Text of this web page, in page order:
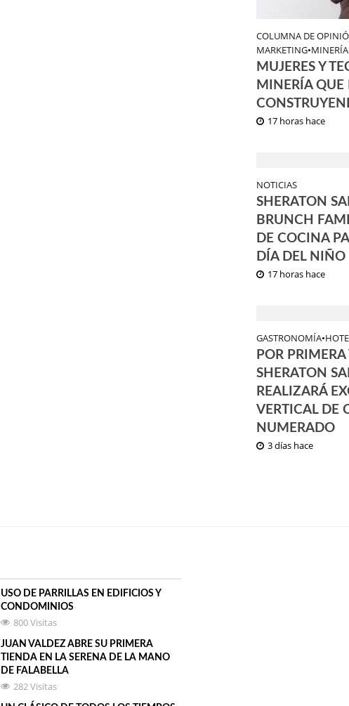
COLUMNA DE
MARKETING•MINERÍA
MUJERES Y
MINERÍA QUE
17 horas hace
NOTICIAS
SHERATON
BRUNCH
DE COCINA
DÍA DEL NIÑO
17 horas hace
GASTRONOMÍA•
POR
SHERATON
REALIZARÁ
VERTICAL DE
NUMERADO
3 días hace
USO DE PARRILLAS EN EDIFICIOS Y
CONDOMINIOS
800 Visitas
JUAN VALDEZ ABRE SU PRIMERA
TIENDA EN LA SERENA DE LA MANO
DE FALABELLA
282 Visitas